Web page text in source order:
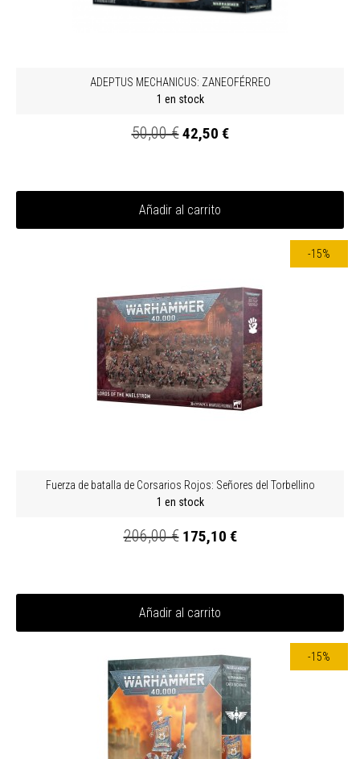
ADEPTUS MECHANICUS: ZANEOFÉRREO
1 en stock
50,00 €42,50 €
Añadir al carrito
-15%
Fuerza de batalla de Corsarios Rojos: Señores del Torbellino
1 en stock
206,00 € 175,10 €
Añadir al carrito
-15%